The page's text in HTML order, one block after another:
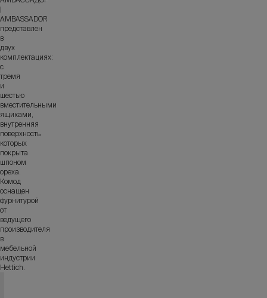
AMBASSADOR
представлен
в
двух
комплектациях:
с
тремя
и
шестью
вместительными
ящиками,
внутренняя
поверхность
которых
покрыта
шпоном
ореха.
Комод
оснащен
фурнитурой
от
ведущего
производителя
в
мебельной
индустрии
Hettich.